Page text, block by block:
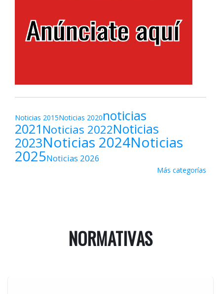
Noticias 2015Noticias 2020noticias
2021Noticias 2022Noticias
2023Noticias 2024Noticias
2025Noticias 2026
Más categorías
NORMATIVAS